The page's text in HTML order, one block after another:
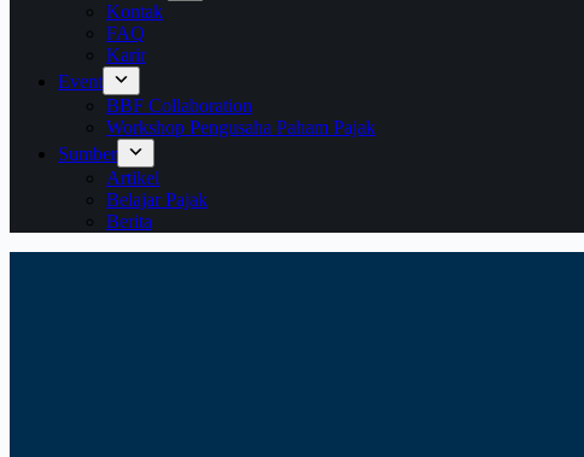
Kontak
FAQ
Karir
Event
BBF Collaboration
Workshop Pengusaha Paham Pajak
Sumber
Artikel
Belajar Pajak
Berita